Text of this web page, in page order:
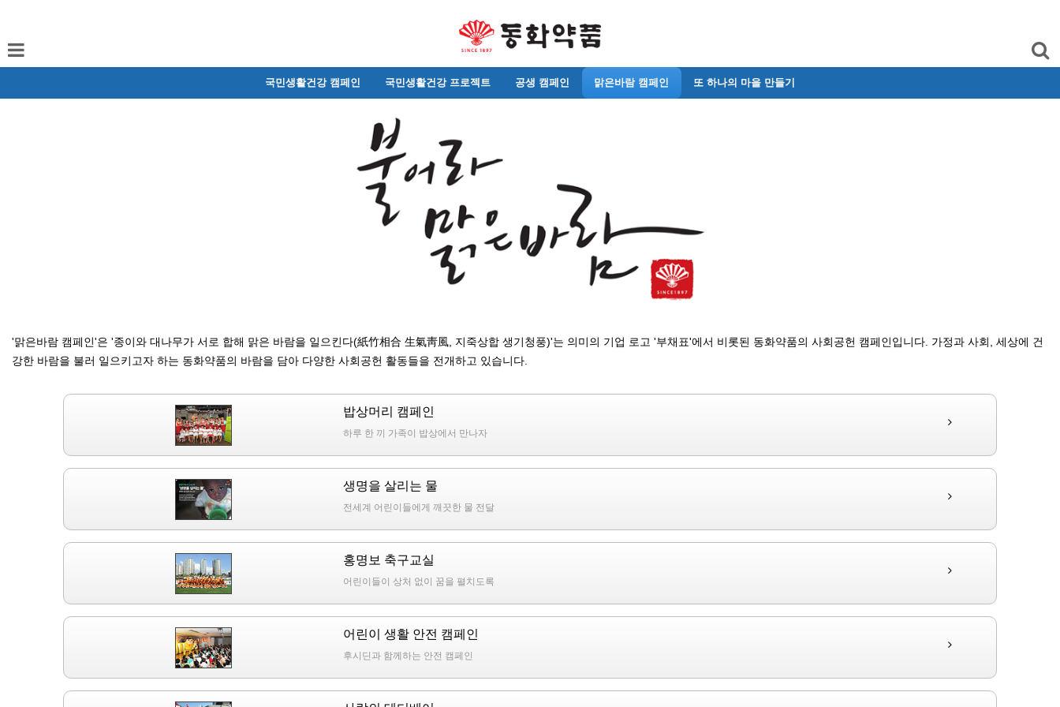
국민생활건강 캠페인 국민생활건강 프로젝트 공생 캠페인 맑은바람 캠페인 또 하나의 마을 만들기
'맑은바람 캠페인'은 '종이와 대나무가 서로 합해 맑은 바람을 일으킨다(紙竹相合 生氣靑風, 지죽상합 생기청풍)'는 의미의 기업 로고 '부채표'에서 비롯된 동화약품의 사회공헌 캠페인입니다. 가정과 사회, 세상에 건
강한 바람을 불러 일으키고자 하는 동화약품의 바람을 담아 다양한 사회공헌 활동들을 전개하고 있습니다.
밥상머리 캠페인
하루 한 끼 가족이 밥상에서 만나자
생명을 살리는 물
전세계 어린이들에게 깨끗한 물 전달
홍명보 축구교실
어린이들이 상처 없이 꿈을 펼치도록
어린이 생활 안전 캠페인
후시딘과 함께하는 안전 캠페인